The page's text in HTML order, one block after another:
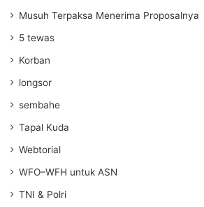
Musuh Terpaksa Menerima Proposalnya
5 tewas
Korban
longsor
sembahe
Tapal Kuda
Webtorial
WFO–WFH untuk ASN
TNI & Polri